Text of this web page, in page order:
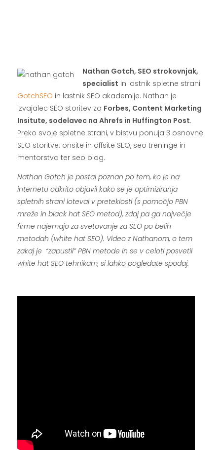
Nathan Gotch, SEO strokovnjak,
specialist in lastnik spletne strani
GotchSEO in lastnik SEO akademije. Nathan je
izvajalec SEO storitev za Forbes, Content Marketing
Insitute, sodelavec na Ahrefs in Huffington Post.
Preko svoje spletne strani, v bistvu ponuja 3 osnovne
SEO storitve: onsite in offsite SEO, seo treninge in
mentorstva ter seo blog.
Nathan Gotch je postal poznan po tem, ko je na
internetu odkrito objavil kako se je optimiziranja
spletnih strani loteval v preteklosti (s pomočjo PBN
mreže in black hat SEO metod), zdaj pa ga največje
firme najemajo za svetovanje za SEO po belih
metodah (white hat SEO). Video z Nathanom, o tem
zakaj je “zapustil” PBN metode in se v celoti posvetil
white hat SEO tehnikam, si lahko pogledate spodaj: